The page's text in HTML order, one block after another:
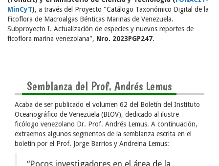
MinCyT), a través del Proyecto "Catálogo Taxonómico Digital de la
Ficoflora de Macroalgas Bénticas Marinas de Venezuela.
Subproyecto I. Actualización de especies y nuevos reportes de
ficoflora marina venezolana", Nro. 2023PGP247.
Semblanza del Prof. Andrés Lemus
Acaba de ser publicado el volumen 62 del Boletín del Instituto
Oceanográfico de Venezuela (BIOV), dedicado al ilustre
ficólogo venezolano Dr. Prof. Andrés Lemus. A continuación,
extraemos algunos segmentos de la semblanza escrita en el
boletín por el Prof. Jorge Barrios y Andreina Lemus:
“Pocos investigadores en el área de la